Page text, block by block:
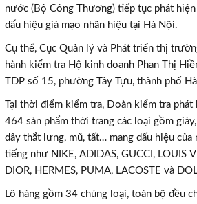
nước (Bộ Công Thương) tiếp tục phát
dấu hiệu giả mạo nhãn hiệu tại Hà Nội.
Cụ thể, Cục Quản lý và Phát triển thị
hành kiểm tra Hộ kinh doanh Phan Thị
TDP số 15, phường Tây Tựu, thành phố
Tại thời điểm kiểm tra, Đoàn kiểm tra phát
464 sản phẩm thời trang các loại gồm
dây thắt lưng, mũ, tất… mang dấu hiệu
tiếng như NIKE, ADIDAS, GUCCI, LOUIS
DIOR, HERMES, PUMA, LACOSTE và
Lô hàng gồm 34 chủng loại, toàn bộ đều